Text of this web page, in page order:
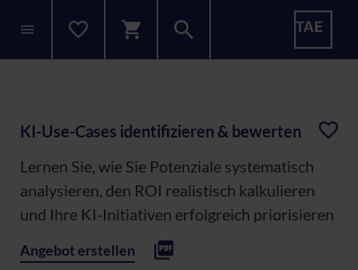
KI-Use-Cases identifizieren & bewerten
Lernen Sie, wie Sie Potenziale systematisch
analysieren, den ROI realistisch kalkulieren
und Ihre KI-Initiativen erfolgreich priorisieren
Angebot erstellen